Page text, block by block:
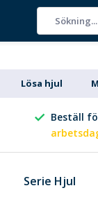
Lösa hjul
Beställ
Serie Hjul